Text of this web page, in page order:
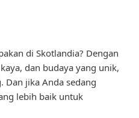
di Skotlandia? Dengan
dan budaya yang unik,
Dan jika Anda sedang
lebih baik untuk